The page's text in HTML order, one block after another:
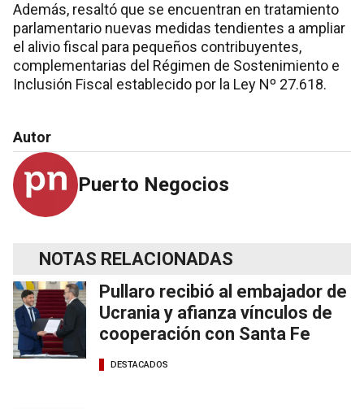
Además, resaltó que se encuentran en tratamiento
parlamentario nuevas medidas tendientes a ampliar
el alivio fiscal para pequeños contribuyentes,
complementarias del Régimen de Sostenimiento e
Inclusión Fiscal establecido por la Ley Nº 27.618.
Autor
Puerto Negocios
NOTAS RELACIONADAS
Pullaro recibió al embajador de
Ucrania y afianza vínculos de
cooperación con Santa Fe
DESTACADOS